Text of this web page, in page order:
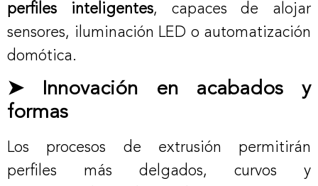
perfiles inteligentes, capaces de alojar
sensores, iluminación LED o automatización
domótica.
➤ Innovación en acabados y
formas
Los procesos de extrusión permitirán
perfiles más delgados, curvos y